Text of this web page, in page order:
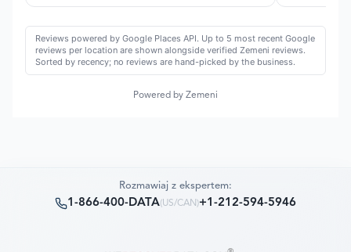
Reviews powered by Google Places API. Up to 5 most recent Google
reviews per location are shown alongside verified Zemeni reviews.
Sorted by recency; no reviews are hand-picked by the business.
Powered by Zemeni
Rozmawiaj z ekspertem:
1-866-400-DATA(US/CAN )+1-212-594-5946